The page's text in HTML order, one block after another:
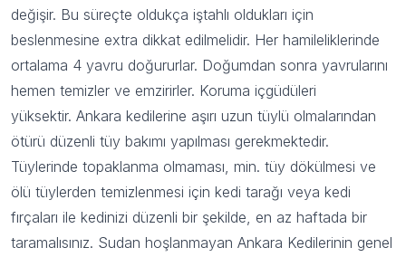
değişir. Bu süreçte oldukça iştahlı oldukları için
beslenmesine extra dikkat edilmelidir. Her hamileliklerinde
ortalama 4 yavru doğururlar. Doğumdan sonra yavrularını
hemen temizler ve emzirirler. Koruma içgüdüleri
yüksektir. Ankara kedilerine aşırı uzun tüylü olmalarından
ötürü düzenli tüy bakımı yapılması gerekmektedir.
Tüylerinde topaklanma olmaması, min. tüy dökülmesi ve
ölü tüylerden temizlenmesi için kedi tarağı veya kedi
fırçaları ile kedinizi düzenli bir şekilde, en az haftada bir
taramalısınız. Sudan hoşlanmayan Ankara Kedilerinin genel